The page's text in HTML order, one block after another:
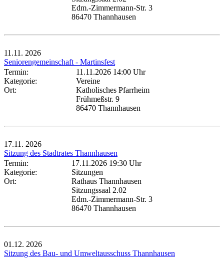
Edm.-Zimmermann-Str. 3
86470 Thannhausen
11.11. 2026
Seniorengemeinschaft - Martinsfest
Termin:
11.11.2026 14:00 Uhr
Kategorie:
Vereine
Ort:
Katholisches Pfarrheim
Frühmeßstr. 9
86470 Thannhausen
17.11. 2026
Sitzung des Stadtrates Thannhausen
Termin:
17.11.2026 19:30 Uhr
Kategorie:
Sitzungen
Ort:
Rathaus Thannhausen
Sitzungssaal 2.02
Edm.-Zimmermann-Str. 3
86470 Thannhausen
01.12. 2026
Sitzung des Bau- und Umweltausschuss Thannhausen